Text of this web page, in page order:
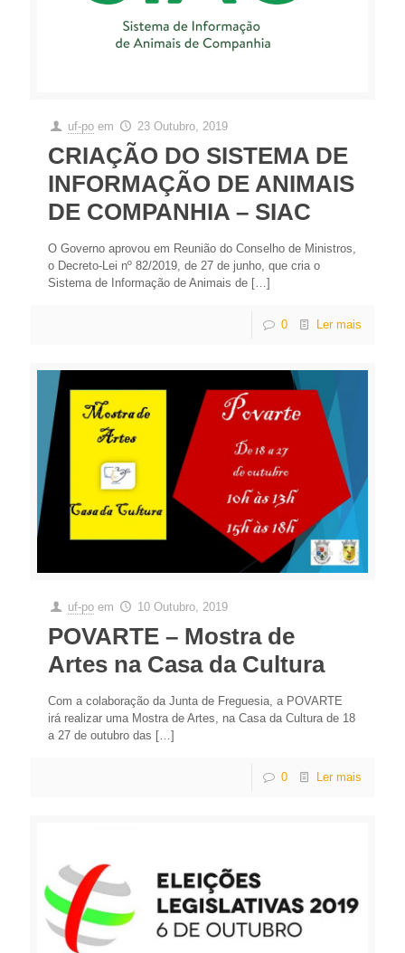
uf-po em 23 Outubro, 2019
CRIAÇÃO DO SISTEMA DE
INFORMAÇÃO DE ANIMAIS
DE COMPANHIA – SIAC
O Governo aprovou em Reunião do Conselho de Ministros,
o Decreto-Lei nº 82/2019, de 27 de junho, que cria o
Sistema de Informação de Animais de […]
0 Ler mais
uf-po em 10 Outubro, 2019
POVARTE – Mostra de
Artes na Casa da Cultura
Com a colaboração da Junta de Freguesia, a POVARTE
irá realizar uma Mostra de Artes, na Casa da Cultura de 18
a 27 de outubro das […]
0 Ler mais